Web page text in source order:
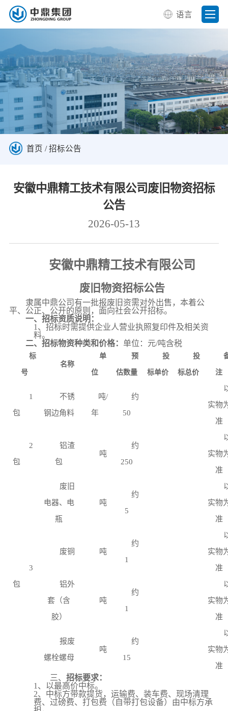
语言
首页 /招标公告
安徽中鼎精工技术有限公司废旧物资招标
公告
2026-05-13
安徽中鼎精工技术有限公司
废旧物资招标公告
隶属中鼎公司有一批报废旧资需对外出售，本着公
平、公正、公开的原则，面向社会公开招标。
一、招标资质说明：
1、招标时需提供企业人营业执照复印件及相关资
料。
二、招标物资种类和价格： 单位：元/吨含税
标
号
名称
单
位
预
估数量
投
标单价
投
标总价 注
1
包
不锈
钢边角料
吨/
年
约
50
实物
准
2
包
铝渣
包
吨
约
250
实物
准
3
包
废旧
电器、电
瓶
吨
约
5
实物
准
废铜 吨
约
1
实物
准
铝外
套（含
胶）
吨
约
1
实物
准
报废
螺栓螺母
吨
约
15
实物
准
三、 招标要求：
1、以最高价中标。
2、中标方带款提货，运输费、装车费、现场清理
费、过磅费、打包费（自带打包设备）由中标方承